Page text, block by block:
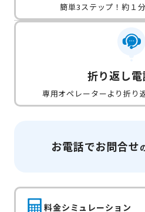
簡単3ステップ！約１
折り返し
専用オペレーターより折り
お電話でお問合せ
料金シミュレーション